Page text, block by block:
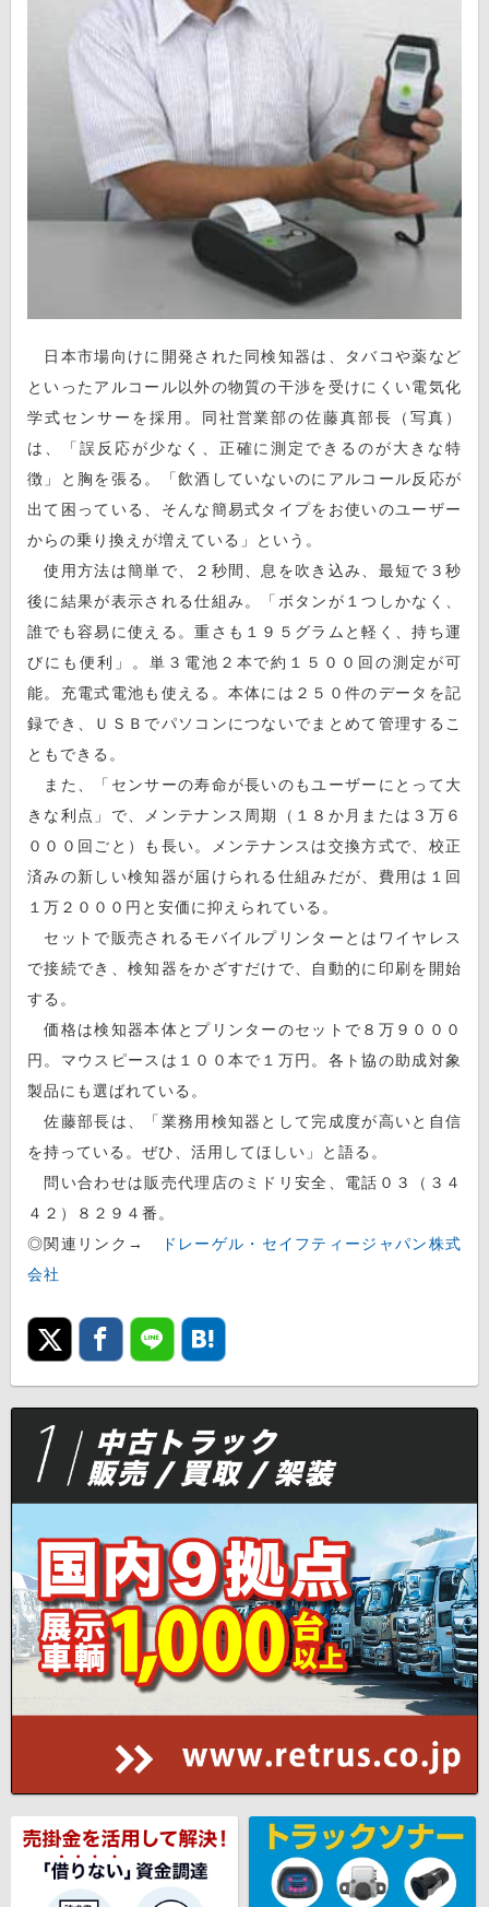
日本市場向けに開発された同検知器は、タバコや薬など
といったアルコール以外の物質の干渉を受けにくい電気化
学式センサーを採用。同社営業部の佐藤真部長（写真）
は、「誤反応が少なく、正確に測定できるのが大きな特
徴」と胸を張る。「飲酒していないのにアルコール反応が
出て困っている、そんな簡易式タイプをお使いのユーザー
からの乗り換えが増えている」という。
使用方法は簡単で、２秒間、息を吹き込み、最短で３秒
後に結果が表示される仕組み。「ボタンが１つしかなく、
誰でも容易に使える。重さも１９５グラムと軽く、持ち運
びにも便利」。単３電池２本で約１５００回の測定が可
能。充電式電池も使える。本体には２５０件のデータを記
録でき、ＵＳＢでパソコンにつないでまとめて管理するこ
ともできる。
また、「センサーの寿命が長いのもユーザーにとって大
きな利点」で、メンテナンス周期（１８か月または３万６
０００回ごと）も長い。メンテナンスは交換方式で、校正
済みの新しい検知器が届けられる仕組みだが、費用は１回
１万２０００円と安価に抑えられている。
セットで販売されるモバイルプリンターとはワイヤレス
で接続でき、検知器をかざすだけで、自動的に印刷を開始
する。
価格は検知器本体とプリンターのセットで８万９０００
円。マウスピースは１００本で１万円。各ト協の助成対象
製品にも選ばれている。
佐藤部長は、「業務用検知器として完成度が高いと自信
を持っている。ぜひ、活用してほしい」と語る。
問い合わせは販売代理店のミドリ安全、電話０３（３４
４２）８２９４番。
◎関連リンク→
ドレーゲル・セイフティージャパン株式
会社